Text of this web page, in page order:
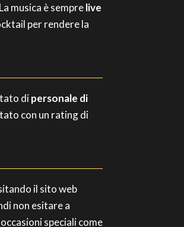
musica è semprelive
per rendere la
dipersonale di
con un rating di
il sito web
non esitare a
speciali come